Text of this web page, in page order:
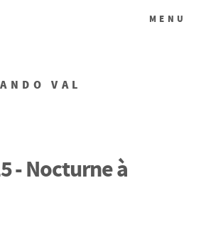
VAL
MENU
- Nocturne à